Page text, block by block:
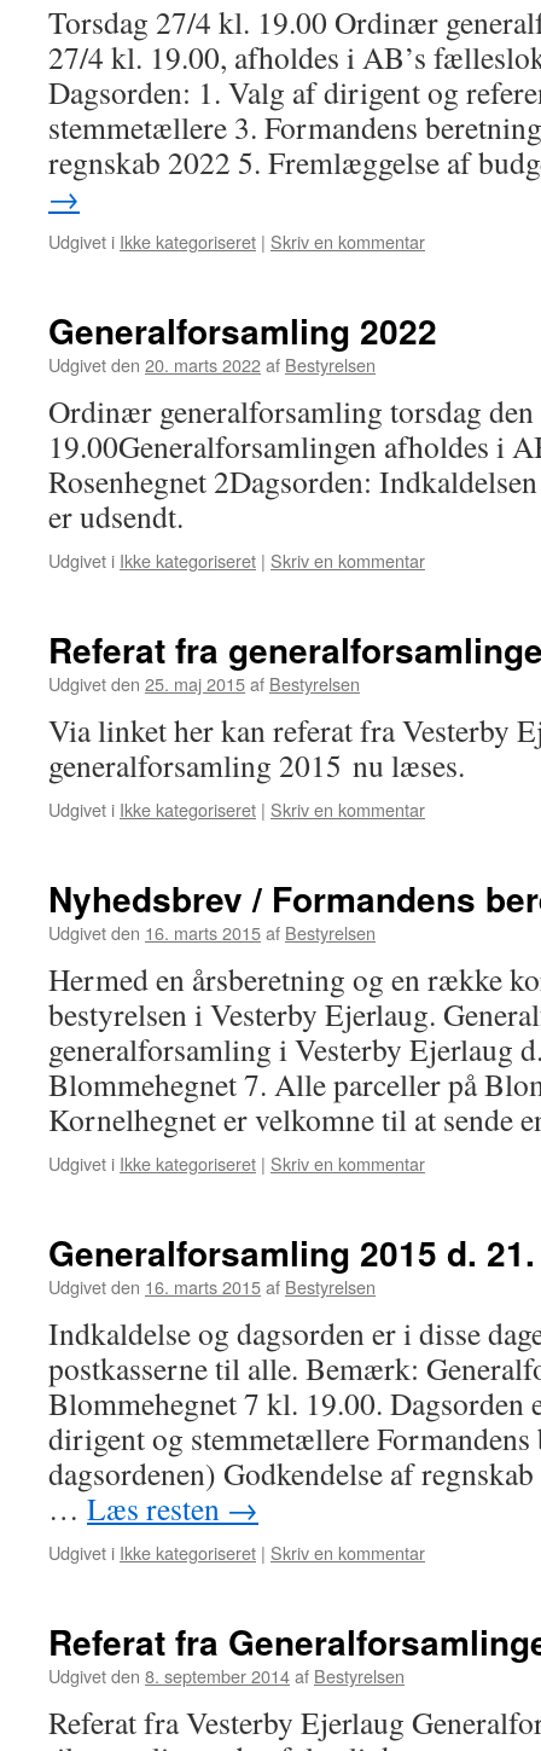
Torsdag 27/4 kl. 19.00 Ordinær
27/4 kl. 19.00, afholdes i AB’s
Dagsorden: 1. Valg af dirigent og
stemmetællere 3. Formandens
regnskab 2022 5. Fremlæggelse af
→
Udgivet i Ikke kategoriseret | Skriv en kommentar
Generalforsamling 2022
Udgivet den 20. marts 2022af Bestyrelsen
Ordinær generalforsamling torsdag
19.00Generalforsamlingen afholdes i
Rosenhegnet 2Dagsorden:
er udsendt.
Udgivet i Ikke kategoriseret | Skriv en kommentar
Referat fra
Udgivet den 25. maj 2015af Bestyrelsen
Via linket her kan referat fra Vesterby
generalforsamling 2015 nu læses.
Udgivet i Ikke kategoriseret | Skriv en kommentar
Nyhedsbrev / Formandens
Udgivet den 16. marts 2015af Bestyrelsen
Hermed en årsberetning og en række
bestyrelsen i Vesterby Ejerlaug.
generalforsamling i Vesterby Ejerlaug
Blommehegnet 7. Alle parceller på
Kornelhegnet er velkomne til at sende
Udgivet i Ikke kategoriseret | Skriv en kommentar
Generalforsamling 2015 d.
Udgivet den 16. marts 2015af Bestyrelsen
Indkaldelse og dagsorden er i disse
postkasserne til alle. Bemærk:
Blommehegnet 7 kl. 19.00. Dagsorden
dirigent og stemmetællere
dagsordenen) Godkendelse af
… Læs resten →
Udgivet i Ikke kategoriseret | Skriv en kommentar
Referat fra
Udgivet den 8. september 2014af Bestyrelsen
Referat fra Vesterby Ejerlaug